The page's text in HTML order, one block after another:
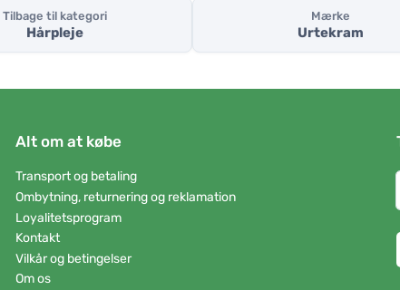
Tilbage til kategori
Hårpleje
Mærke
Urtekram
Alt om at købe
Transport og betaling
Ombytning, returnering og reklamation
Loyalitetsprogram
Kontakt
Vilkår og betingelser
Om os